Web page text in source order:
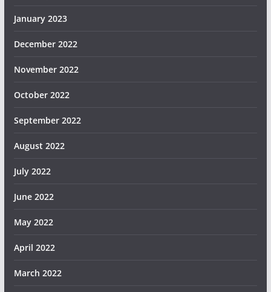
January 2023
December 2022
November 2022
October 2022
September 2022
August 2022
July 2022
June 2022
May 2022
April 2022
March 2022